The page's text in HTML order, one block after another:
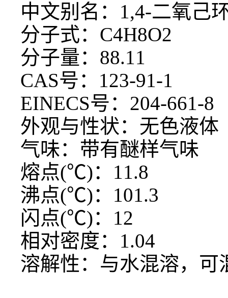
中文别名： 1,4-二氧己
分子式： C4H8O2
分子量： 88.11
CAS号：123-91-1
EINECS号：204-661-8
外观与性状：无色液体
气味：带有醚样气味
熔点(℃)：11.8
沸点(℃)：101.3
闪点(℃)：12
相对密度： 1.04
溶解性：与水混溶，可